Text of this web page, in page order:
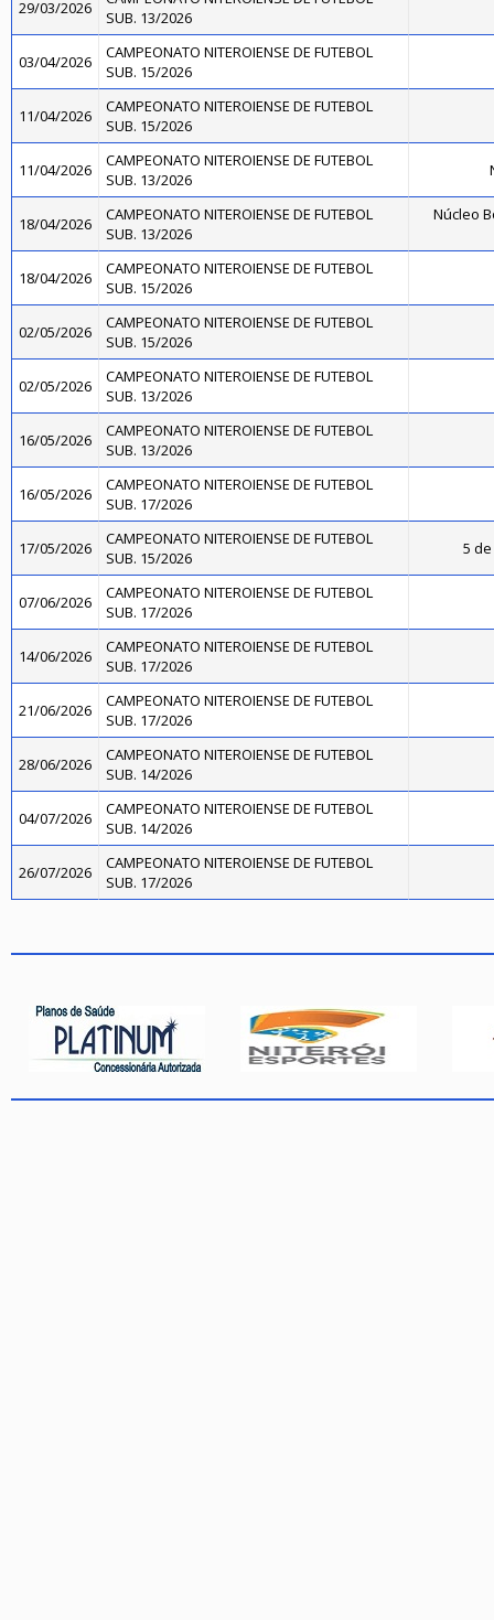
29/03/2026
SUB. 13/2026
03/04/2026
CAMPEONATO NITEROIENSE DE FUTEBOL
SUB. 15/2026
11/04/2026
CAMPEONATO NITEROIENSE DE FUTEBOL
SUB. 15/2026
11/04/2026
CAMPEONATO NITEROIENSE DE FUTEBOL
SUB. 13/2026
18/04/2026
CAMPEONATO NITEROIENSE DE FUTEBOL
SUB. 13/2026
Núcleo
18/04/2026
CAMPEONATO NITEROIENSE DE FUTEBOL
SUB. 15/2026
02/05/2026
CAMPEONATO NITEROIENSE DE FUTEBOL
SUB. 15/2026
02/05/2026
CAMPEONATO NITEROIENSE DE FUTEBOL
SUB. 13/2026
16/05/2026
CAMPEONATO NITEROIENSE DE FUTEBOL
SUB. 13/2026
16/05/2026
CAMPEONATO NITEROIENSE DE FUTEBOL
SUB. 17/2026
17/05/2026
CAMPEONATO NITEROIENSE DE FUTEBOL
SUB. 15/2026
5 de
07/06/2026
CAMPEONATO NITEROIENSE DE FUTEBOL
SUB. 17/2026
14/06/2026
CAMPEONATO NITEROIENSE DE FUTEBOL
SUB. 17/2026
21/06/2026
CAMPEONATO NITEROIENSE DE FUTEBOL
SUB. 17/2026
28/06/2026
CAMPEONATO NITEROIENSE DE FUTEBOL
SUB. 14/2026
04/07/2026
CAMPEONATO NITEROIENSE DE FUTEBOL
SUB. 14/2026
26/07/2026
CAMPEONATO NITEROIENSE DE FUTEBOL
SUB. 17/2026